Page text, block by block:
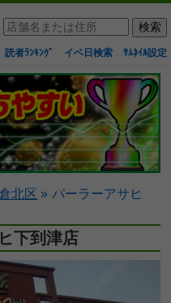
読者ﾗﾝｷﾝｸﾞ イベ日検索 ｻﾑﾈｲﾙ設定
北区 » パーラーアサヒ
下到津店